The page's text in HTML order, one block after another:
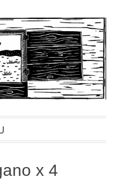
x 4